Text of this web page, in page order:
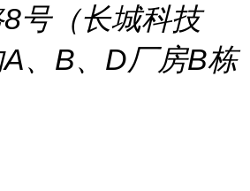
号（长城科技
、B、D厂房B栋